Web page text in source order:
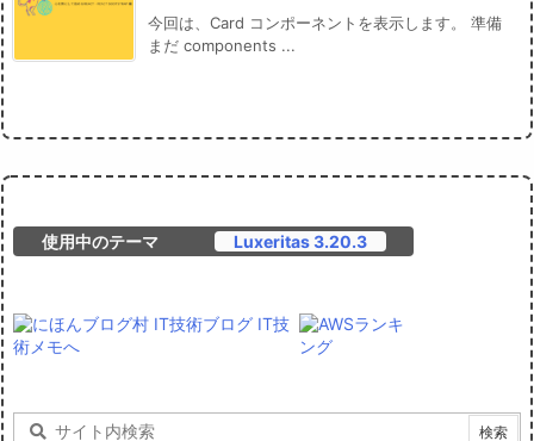
今回は、Card コンポーネントを表示します。 準備
まだ components ...
使用中のテーマ Luxeritas 3.20.3